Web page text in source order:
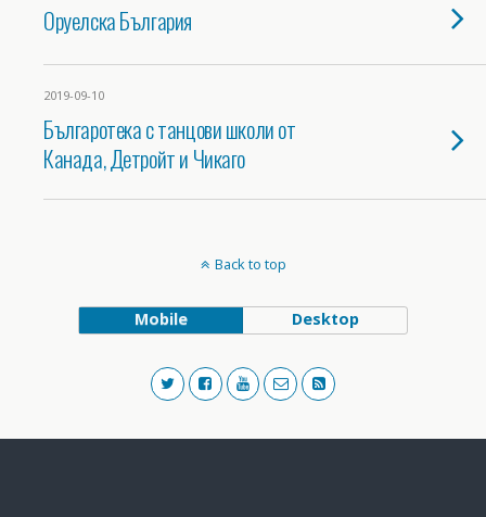
Оруелска България
2019-09-10
Българотека с танцови школи от
Канада, Детройт и Чикаго
Back to top
Mobile Desktop